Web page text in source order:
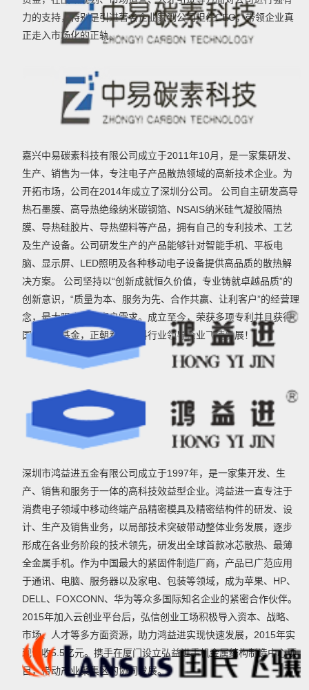
力的支持，特别是引进著名企业家到公司担任CEO，带领企业真
正走入市场化的正轨。
嘉兴中易碳素科技有限公司成立于2011年10月，是一家集研发、
生产、销售为一体，专注电子产品散热领域的高新技术企业。为
开拓市场，公司在2014年成立了深圳分公司。 公司自主研发高导
热石墨膜、高导热绝缘纳米碳钢箔、NSAIS纳米硅气凝胶隔热
膜、导热硅胶片、导热塑料等产品，拥有自己的专利技术、工艺
及生产设备。公司研发生产的产品能够针对智能手机、平板电
脑、显示屏、LED照明及各种移动电子设备提供高品质的散热解
决方案。 公司坚持以“创新成就恒久价值，专业铸就卓越品质”的
创新意识，“质量为本、服务为先、合作共赢、让利客户”的经营理
念，最大限度满足客户需求。成立至今，荣获多项专利并且获得
国家创新基金，正朝着新材料行业领导企业飞速发展！
深圳市鸿益进五金有限公司成立于1997年，是一家集开发、生
产、销售和服务于一体的高科技效益型企业。鸿益进一直专注于
消费电子领域中移动终端产品精密模具及精密结构件的研发、设
计、生产及销售业务，以局部技术突破带动整体业务发展，逐步
形成在各业务阶段的技术领先，研发出全球首款冰芯散热、最薄
全金属手机。作为中国最大的紧固件制造厂商，产品已广范应用
于通讯、电脑、服务器以及家电、包装等领域，成为苹果、HP、
DELL、FOXCONN、华为等众多国际知名企业的紧密合作伙伴。
2015年加入云创业平台后，弘信创业工场积极导入资本、战略、
市场、人才等多方面资源，助力鸿益进实现快速发展，2015年实
现营收5.5亿元。携手在厦门设立弘益进手机金属结构制造中心项
目，带动产业聚集区的协同发展。